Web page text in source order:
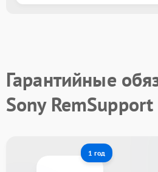
Гарантийные
Sony RemSupport
1 год